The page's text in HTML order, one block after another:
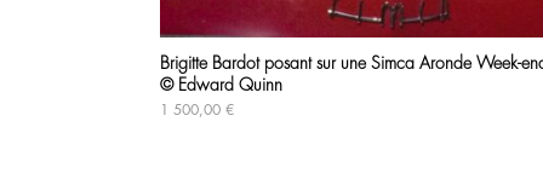
Brigitte Bardot posant sur une Simca Aronde Week-
© Edward Quinn
1 500,00 €